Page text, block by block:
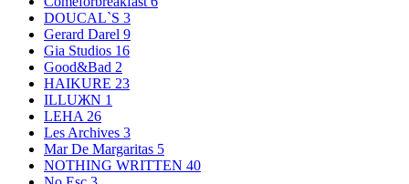
DOUCAL`S 3
Gerard Darel 9
Gia Studios 16
Good&Bad 2
HAIKURE 23
ILLUЖN 1
LEHA 26
Les Archives 3
Mar De Margaritas 5
NOTHING WRITTEN 40